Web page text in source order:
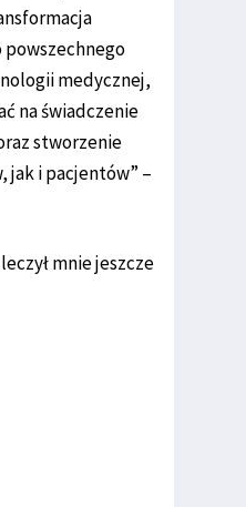
medycznej,
na świadczenie
stworzenie
jak i pacjentów” –
mnie jeszcze